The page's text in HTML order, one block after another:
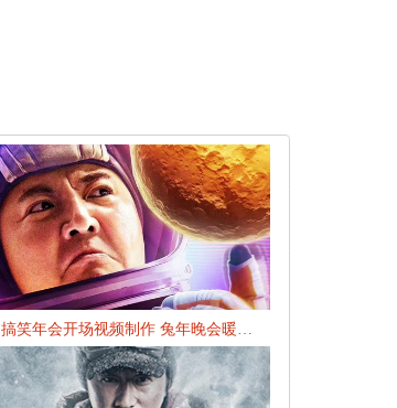
搞笑年会开场视频制作 兔年晚会暖…